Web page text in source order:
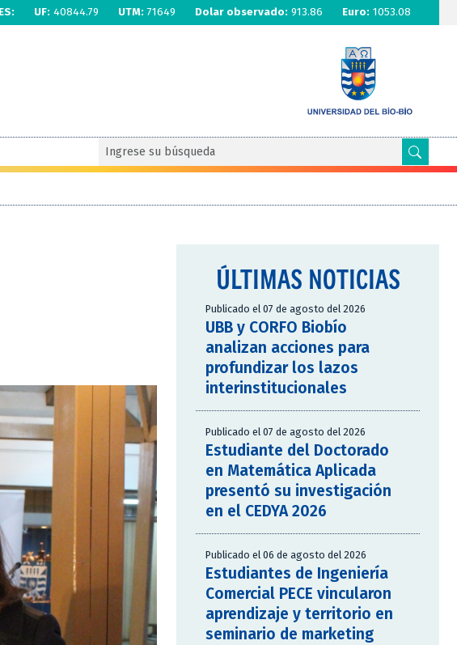
UF: 40844.79 UTM: 71649 Dolar observado: 913.86 Euro: 1053.08
ÚLTIMAS NOTICIAS
Publicado el 07 de agosto del 2026
UBB y CORFO Biobío
analizan acciones para
profundizar los lazos
interinstitucionales
Publicado el 07 de agosto del 2026
Estudiante del Doctorado
en Matemática Aplicada
presentó su investigación
en el CEDYA 2026
Publicado el 06 de agosto del 2026
Estudiantes de Ingeniería
Comercial PECE vincularon
aprendizaje y territorio en
seminario de marketing